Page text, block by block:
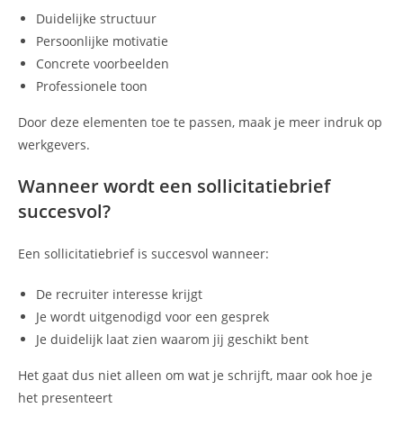
Duidelijke structuur
Persoonlijke motivatie
Concrete voorbeelden
Professionele toon
Door deze elementen toe te passen, maak je meer indruk op
werkgevers.
Wanneer wordt een sollicitatiebrief
succesvol?
Een sollicitatiebrief is succesvol wanneer:
De recruiter interesse krijgt
Je wordt uitgenodigd voor een gesprek
Je duidelijk laat zien waarom jij geschikt bent
Het gaat dus niet alleen om wat je schrijft, maar ook hoe je
het presenteert